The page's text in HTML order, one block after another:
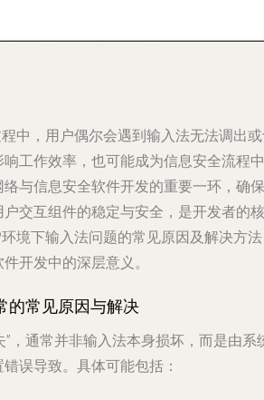
中，用户偶尔会遇到输入法无法调出
工作效率，也可能成为信息安全流程中
与信息安全软件开发的重要一环，确保
交互组件的稳定与安全，是开发者的核
境下输入法问题的常见原因及解决方
开发中的深层意义。
的常见原因与解决
”，通常并非输入法本身损坏，而是由系
误导致。具体可能包括：